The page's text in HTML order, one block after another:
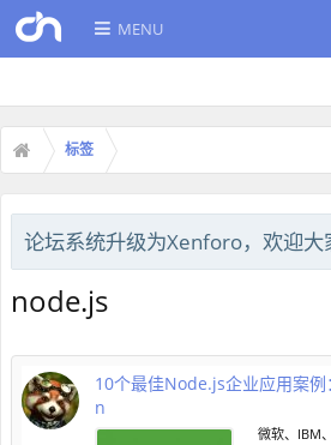
MENU
标签
论坛系统升级为Xenforo，欢迎大
node.js
10个最佳Node.js企业应用案
n
微软、IBM